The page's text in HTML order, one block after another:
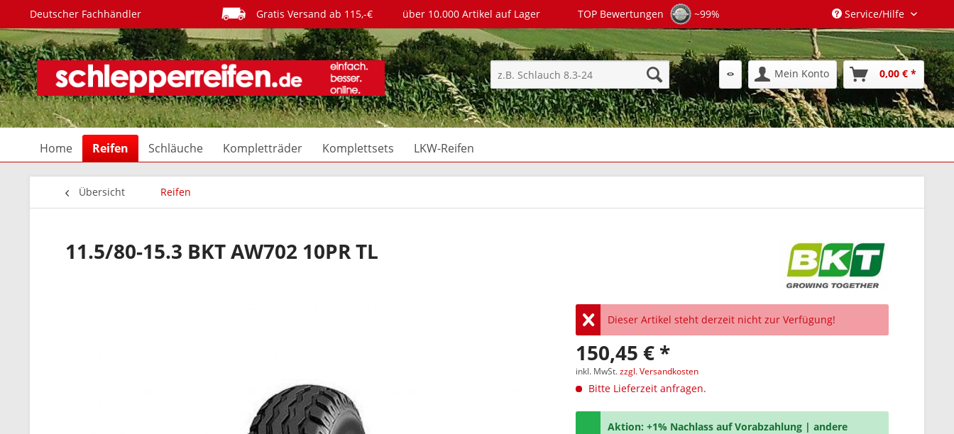
Deutscher Fachhändler Gratis Versand ab 115,-€ über 10.000 Artikel auf Lager TOP Bewertungen ~99% Service/Hilfe
Mein Konto 0,00 € *
Home Reifen Schläuche Kompletträder Komplettsets LKW-Reifen
Übersicht Reifen
11.5/80-15.3 BKT AW702 10PR TL
Dieser Artikel steht derzeit nicht zur Verfügung!
150,45 € *
inkl. MwSt.zzgl. Versandkosten
Bitte Lieferzeit anfragen.
Aktion: +1% Nachlass auf Vorabzahlung | andere